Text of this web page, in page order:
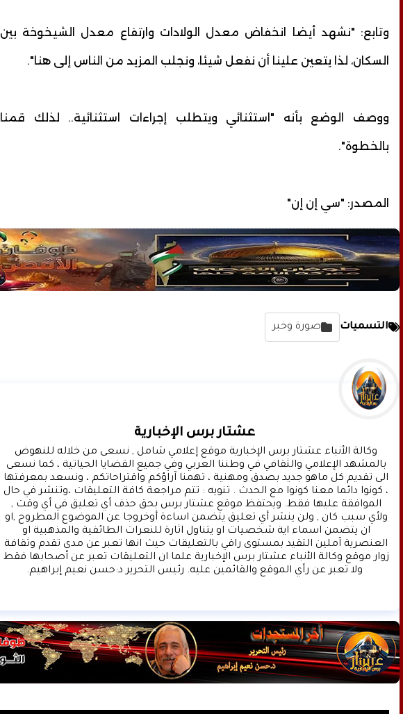
وتابع: "نشهد أيضا انخفاض معدل الولادات وارتفاع معدل الشيخوخة بين
السكان، لذا يتعين علينا أن نفعل شيئا، ونجلب المزيد من الناس إلى هنا".
ووصف الوضع بأنه "استثنائي ويتطلب إجراءات استثنائية.. لذلك قمنا
بالخطوة".
المصدر: "سي إن إن"
التسميات صورة وخبر
عشتار برس الإخبارية
ولا تعبر عن رأي الموقع والقائمين عليه. رئيس التحرير د:حسن نعيم إبراهيم.